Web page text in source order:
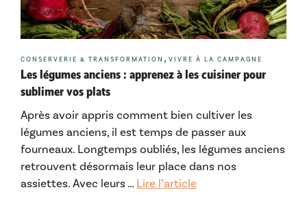
Les légumes anciens : apprenez à les cuisiner pour
sublimer vos plats
Après avoir appris comment bien cultiver les
légumes anciens, il est temps de passer aux
fourneaux. Longtemps oubliés, les légumes anciens
retrouvent désormais leur place dans nos
assiettes. Avec leurs … Lire l’article
Catégories
CONSERVERIE & TRANSFORMATION , VIVRE À LA CAMPAGNE